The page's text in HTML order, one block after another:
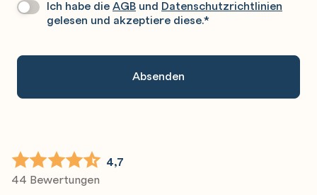
Sie
Datenschutz*
Ich habe dieAGB und Datenschutzrichtlinien
gelesen und akzeptiere diese.*
4,7
44 Bewertungen